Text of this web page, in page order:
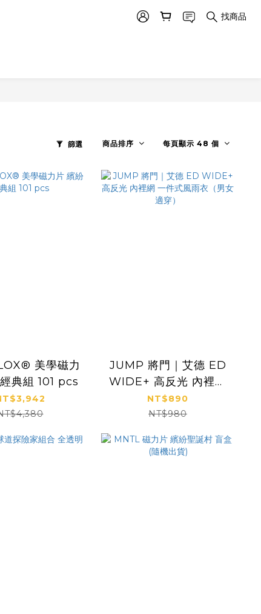
找商品
篩選 商品排序 每頁顯示 48 個
美學磁力
典組 101 pcs
JUMP 將門｜艾德 ED
WIDE+ 高反光 內裡網
一件式風雨衣（男女適
穿）
NT$890
NT$980